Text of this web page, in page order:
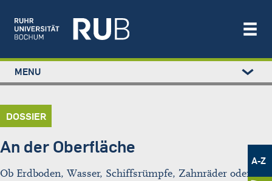
Main
STUDIUM
TRANSFER
ÜBER UNS
EINRICHTUNGEN
Metamenü
Newsportal
A-Z
Left
study
menu
MENU
DOSSIER
An der Oberfläche
Ob Erdboden, Wasser, Schiffsrümpfe, Zahnräder oder